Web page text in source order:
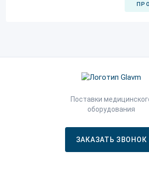
Поставки
оборудования
ЗАКАЗАТЬ ЗВОНОК